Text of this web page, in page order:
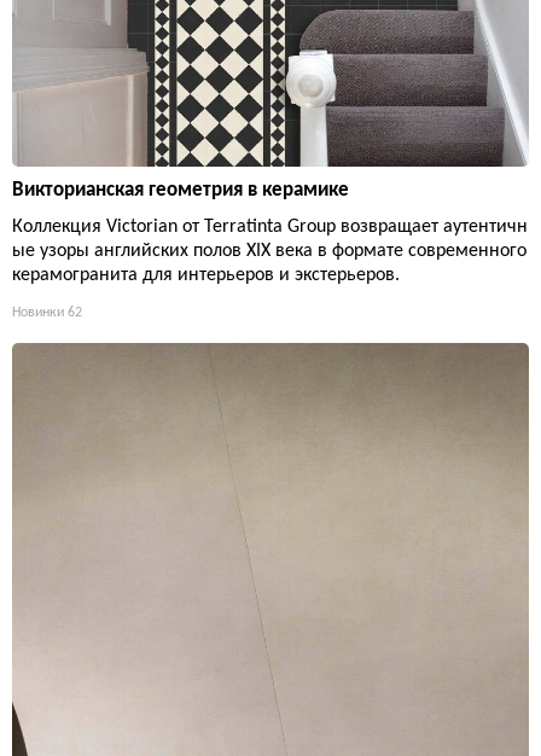
Викторианская геометрия в керамике
Коллекция Victorian от Terratinta Group возвращает аутентичн
ые узоры английских полов XIX века в формате современного
керамогранита для интерьеров и экстерьеров.
Новинки 62